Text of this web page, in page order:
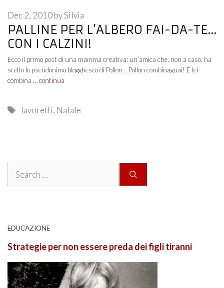
PALLINE PER L’ALBERO FAI-DA-TE…
CON I CALZINI!
Dec 2, 2010bySilvia
Ecco il primo post di una mamma creativa: un’amica che, non a caso, ha
scelto lo pseudonimo blogghesco di Pollon… Pollon combinaguai! E lei
combina … continua
Tags
lavoretti, Natale
Search
EDUCAZIONE
Strategie per non essere preda dei figli tiranni